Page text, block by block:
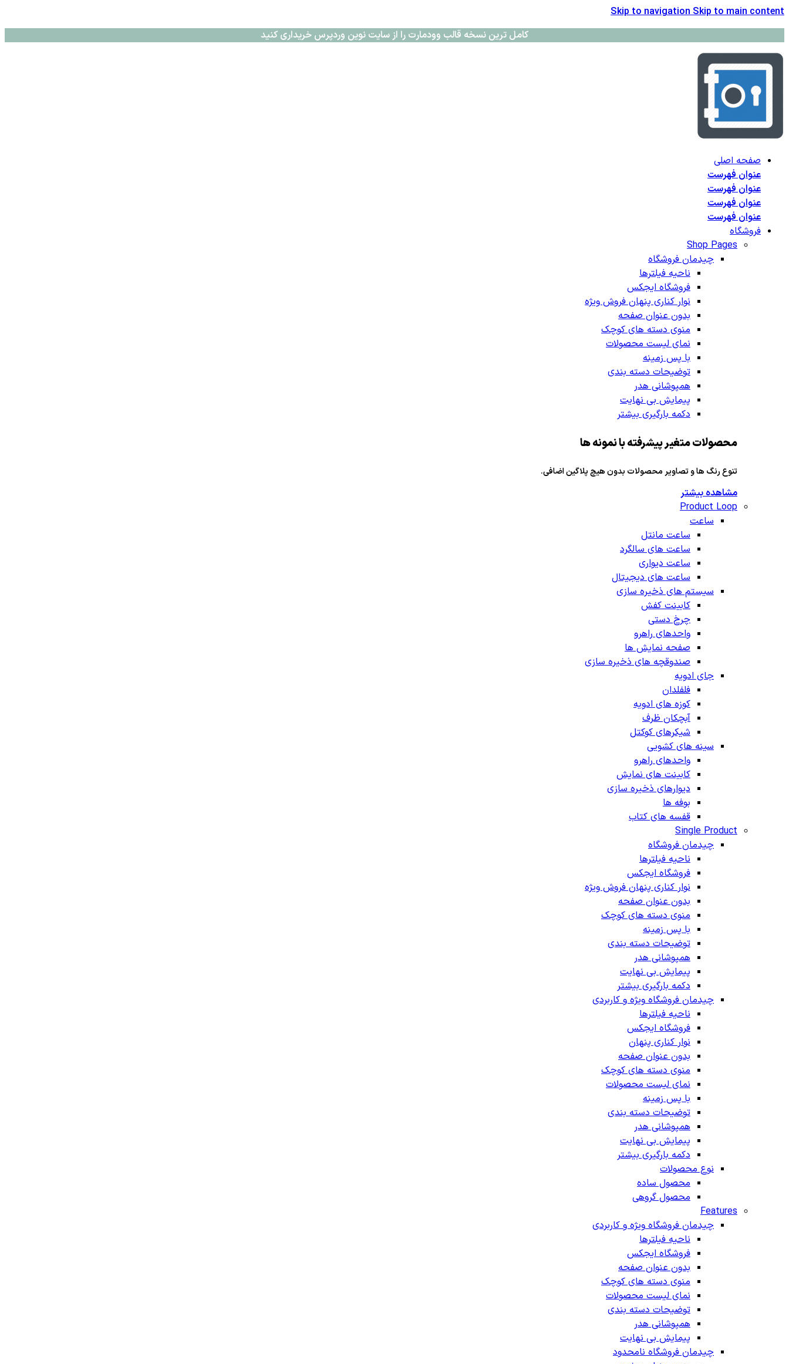
Skip to navigationSkip to main content
کامل ترین نسخه قالب وودمارت را از سایت نوین وردپرس خریداری کنید
صفحه اصلی
عنوان فهرست
عنوان فهرست
عنوان فهرست
عنوان فهرست
فروشگاه
Shop Pages
چیدمان فروشگاه
ناحیه فیلترها
فروشگاه ایجکس
نوار کناری پنهانفروش ویژه
بدون عنوان صفحه
منوی دسته های کوچک
نمای لیست محصولات
با پس زمینه
توضیحات دسته بندی
همپوشانی هدر
پیمایش بی نهایت
دکمه بارگیری بیشتر
محصولات متغیر پیشرفته با نمونه ها
تنوع رنگ ها و تصاویر محصولات بدون هیچ پلاگین اضافی.
مشاهده بیشتر
Product Loop
ساعت
ساعت مانتل
ساعت های سالگرد
ساعت دیواری
ساعت های دیجیتال
سیستم های ذخیره سازی
کابینت کفش
چرخ دستی
واحدهای راهرو
صفحه نمایش ها
صندوقچه های ذخیره سازی
جای ادویه
فلفلدان
کوزه های ادویه
آبچکان ظرف
شیکرهای کوکتل
سینه های کشویی
واحدهای راهرو
کابینت های نمایش
دیوارهای ذخیره سازی
بوفه ها
قفسه های کتاب
Single Product
چیدمان فروشگاه
ناحیه فیلترها
فروشگاه ایجکس
نوار کناری پنهانفروش ویژه
بدون عنوان صفحه
منوی دسته های کوچک
با پس زمینه
توضیحات دسته بندی
همپوشانی هدر
پیمایش بی نهایت
دکمه بارگیری بیشتر
چیدمان فروشگاهویژه و کاربردی
ناحیه فیلترها
فروشگاه ایجکس
نوار کناری پنهان
بدون عنوان صفحه
منوی دسته های کوچک
نمای لیست محصولات
با پس زمینه
توضیحات دسته بندی
همپوشانی هدر
پیمایش بی نهایت
دکمه بارگیری بیشتر
نوع محصولات
محصول ساده
محصول گروهی
Features
چیدمان فروشگاهویژه و کاربردی
ناحیه فیلترها
فروشگاه ایجکس
بدون عنوان صفحه
منوی دسته های کوچک
نمای لیست محصولات
توضیحات دسته بندی
همپوشانی هدر
پیمایش بی نهایت
چیدمان فروشگاهنامحدود